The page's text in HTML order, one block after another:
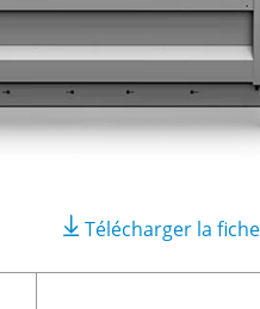
Télécharger la